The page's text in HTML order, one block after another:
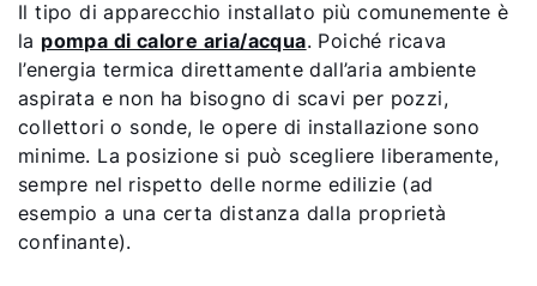
Il tipo di apparecchio installato più comunemente è
la pompa di calore aria/acqua. Poiché ricava
l’energia termica direttamente dall’aria ambiente
aspirata e non ha bisogno di scavi per pozzi,
collettori o sonde, le opere di installazione sono
minime. La posizione si può scegliere liberamente,
sempre nel rispetto delle norme edilizie (ad
esempio a una certa distanza dalla proprietà
confinante).